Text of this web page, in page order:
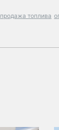
продажа топлива